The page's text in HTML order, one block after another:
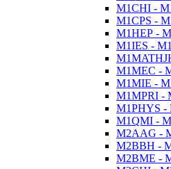
M1CHI -
M1CPS -
M1HEP -
M1IES -
M1MEC -
M1MIE -
M1MPRI -
M1PHYS -
M1QMI -
M2AAG -
M2BBH -
M2BME -